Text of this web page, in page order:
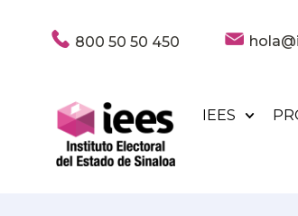
800 50 50 450
IEES